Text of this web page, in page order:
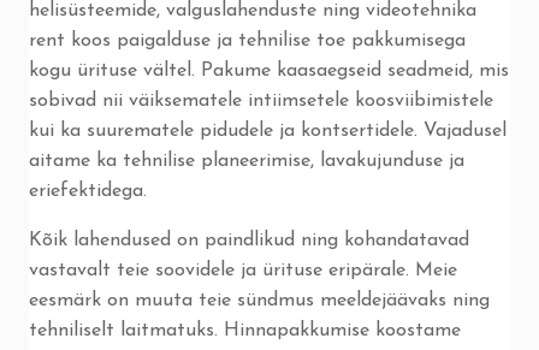
helisüsteemide, valguslahenduste ning videotehnika
rent koos paigalduse ja tehnilise toe pakkumisega
kogu ürituse vältel. Pakume kaasaegseid seadmeid, mis
sobivad nii väiksematele intiimsetele koosviibimistele
kui ka suurematele pidudele ja kontsertidele. Vajadusel
aitame ka tehnilise planeerimise, lavakujunduse ja
eriefektidega.
Kõik lahendused on paindlikud ning kohandatavad
vastavalt teie soovidele ja ürituse eripärale. Meie
eesmärk on muuta teie sündmus meeldejäävaks ning
tehniliselt laitmatuks. Hinnapakkumise koostame